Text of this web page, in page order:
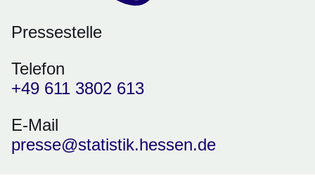
Pressestelle
Telefon
+49 611 3802 613
E-Mail
presse@statistik.hessen.de